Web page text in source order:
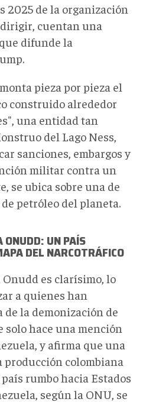
2025 de la organización
cuentan una
difunde la
pieza por pieza el
construido alrededor
una entidad tan
del Lago Ness,
sanciones, embargos y
militar contra un
se ubica sobre una de
petróleo del planeta.
ONUDD: UN PAÍS
DEL NARCOTRÁFICO
es clarísimo, lo
a quienes han
la demonización de
solo hace una mención
y afirma que una
colombiana
rumbo hacia Estados
según la ONU, se